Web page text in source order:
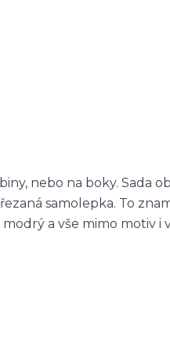
nebo na boky. Sada
samolepka. To
a vše mimo motiv i